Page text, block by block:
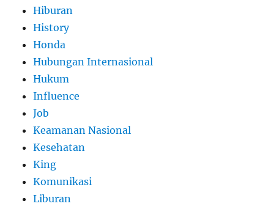
Hiburan
History
Honda
Hubungan Internasional
Hukum
Influence
Job
Keamanan Nasional
Kesehatan
King
Komunikasi
Liburan